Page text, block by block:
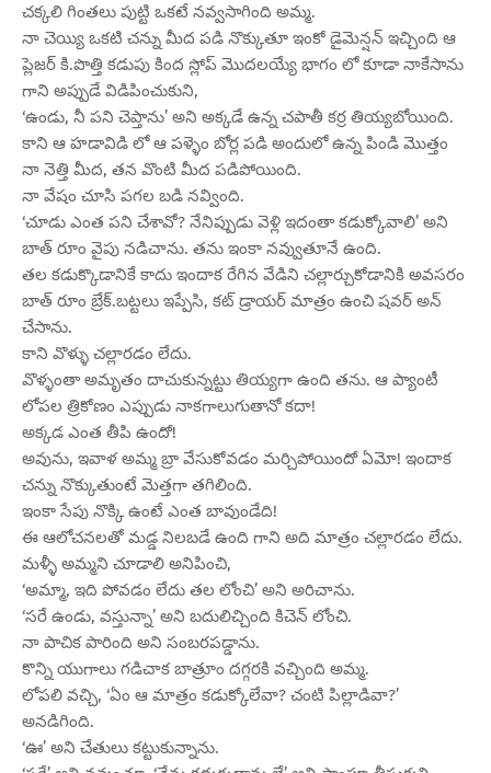
చక్కలి గింతలు పుట్టి ఒకటే నవ్వసాగింది అమ్మ.
నా చెయ్యి ఒకటి చన్ను మీద పడి నొక్కుతూ ఇంకో డైమెన్షన్ ఇచ్చింది ఆ
ప్లెజర్ కి.పొత్తి కడుపు కింద స్లోప్ మొదలయ్యే భాగం లో కూడా నాకేసాను
గాని అప్పుడే విడిపించుకుని,
‘ఉండు, నీ పని చెప్తాను’ అని అక్కడే ఉన్న చపాతీ కర్ర తియ్యబోయింది.
కాని ఆ హడావిడి లో ఆ పళ్ళెం బోర్ల పడి అందులో ఉన్న పిండి మొత్తం
నా నెత్తి మీద, తన వొంటి మీద పడిపోయింది.
నా వేషం చూసి పగల బడి నవ్వింది.
‘చూడు ఎంత పని చేశావో? నేనిప్పుడు వెళ్లి ఇదంతా కడుక్కోవాలి’ అని
బాత్ రూం వైపు నడిచాను. తను ఇంకా నవ్వుతూనే ఉంది.
తల కడుక్కొడానికే కాదు ఇందాక రేగిన వేడిని చల్లార్చుకోడానికి అవసరం
బాత్ రూం బ్రేక్.బట్టలు ఇప్పేసి, కట్ డ్రాయర్ మాత్రం ఉంచి షవర్ అన్
చేసాను.
కాని వొళ్ళు చల్లారడం లేదు.
వొళ్ళంతా అమృతం దాచుకున్నట్టు తియ్యగా ఉంది తను. ఆ ప్యాంటీ
లోపల త్రికోణం ఎప్పుడు నాకగాలుగుతానో కదా!
అక్కడ ఎంత తీపి ఉందో!
అవును, ఇవాళ అమ్మ బ్రా వేసుకోవడం మర్చిపోయిందో ఏమో! ఇందాక
చన్ను నొక్కుతుంటే మెత్తగా తగిలింది.
ఇంకా సేపు నొక్కి ఉంటే ఎంత బావుండేది!
ఈ ఆలోచనలతో మడ్డ నిలబడే ఉంది గాని అది మాత్రం చల్లారడం లేదు.
మళ్ళీ అమ్మని చూడాలి అనిపించి,
‘అమ్మా, ఇది పోవడం లేదు తల లోంచి’ అని అరిచాను.
‘సరే ఉండు, వస్తున్నా’ అని బదులిచ్చింది కిచెన్ లోంచి.
నా పాచిక పారింది అని సంబరపడ్డాను.
కొన్ని యుగాలు గడిచాక బాత్రూం దగ్గరకి వచ్చింది అమ్మ.
లోపలి వచ్చి, ‘ఏం ఆ మాత్రం కడుక్కోలేవా? చంటి పిల్లాడివా?’
అనడిగింది.
‘ఊ’ అని చేతులు కట్టుకున్నాను.